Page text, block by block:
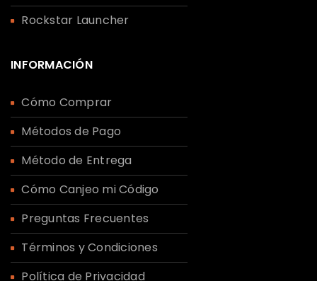
Rockstar Launcher
INFORMACIÓN
Cómo Comprar
Métodos de Pago
Método de Entrega
Cómo Canjeo mi Código
Preguntas Frecuentes
Términos y Condiciones
Política de Privacidad